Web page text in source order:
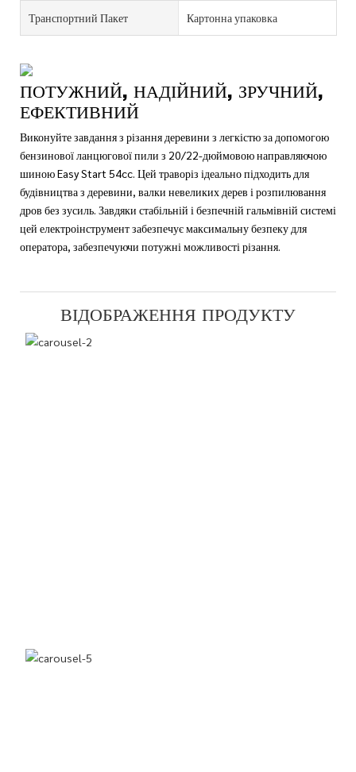
Транспортний Пакет Картонна упаковка
ПОТУЖНИЙ, НАДІЙНИЙ, ЗРУЧНИЙ,
ЕФЕКТИВНИЙ
Виконуйте завдання з різання деревини з легкістю за допомогою
бензинової ланцюгової пили з 20/22-дюймовою направляючою
шиною Easy Start 54cc. Цей траворіз ідеально підходить для
будівництва з деревини, валки невеликих дерев і розпилювання
дров без зусиль. Завдяки стабільній і безпечній гальмівній системі
цей електроінструмент забезпечує максимальну безпеку для
оператора, забезпечуючи потужні можливості різання.
ВІДОБРАЖЕННЯ ПРОДУКТУ